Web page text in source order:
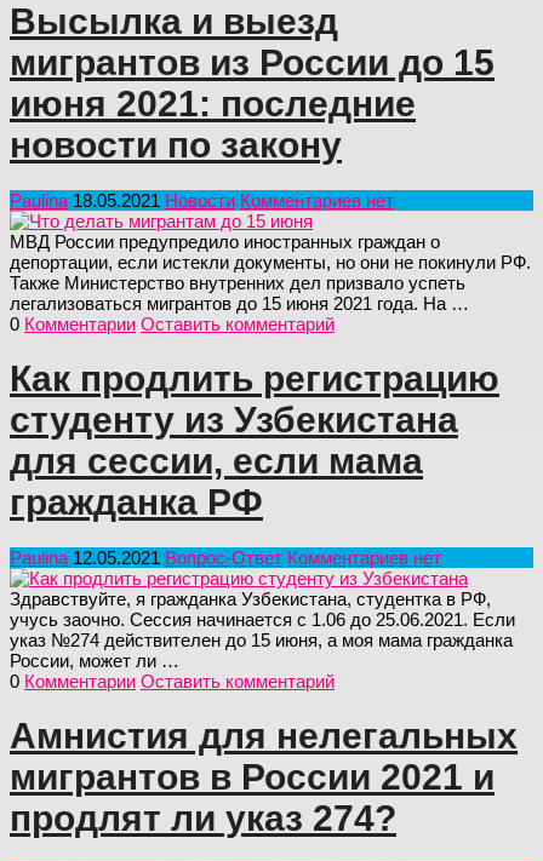
Высылка и выезд
мигрантов из России до 15
июня 2021: последние
новости по закону
Paulina 18.05.2021 Новости Комментариев нет
МВД России предупредило иностранных граждан о
депортации, если истекли документы, но они не покинули РФ.
Также Министерство внутренних дел призвало успеть
легализоваться мигрантов до 15 июня 2021 года. На …
0 Комментарии Оставить комментарий
Как продлить регистрацию
студенту из Узбекистана
для сессии, если мама
гражданка РФ
Paulina 12.05.2021 Вопрос-Ответ Комментариев нет
Здравствуйте, я гражданка Узбекистана, студентка в РФ,
учусь заочно. Сессия начинается c 1.06 до 25.06.2021. Если
указ №274 действителен до 15 июня, а моя мама гражданка
России, может ли …
0 Комментарии Оставить комментарий
Амнистия для нелегальных
мигрантов в России 2021 и
продлят ли указ 274?